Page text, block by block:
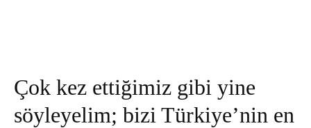
Çok kez ettiğimiz gibi yine
söyleyelim; bizi Türkiye’nin en